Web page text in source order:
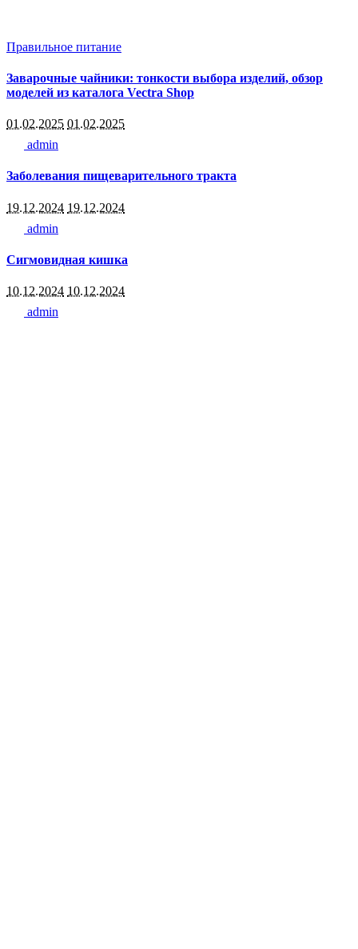
Правильное питание
Заварочные чайники: тонкости выбора изделий, обзор
моделей из каталога Vectra Shop
01.02.2025 01.02.2025
admin
Заболевания пищеварительного тракта
19.12.2024 19.12.2024
admin
Сигмовидная кишка
10.12.2024 10.12.2024
admin